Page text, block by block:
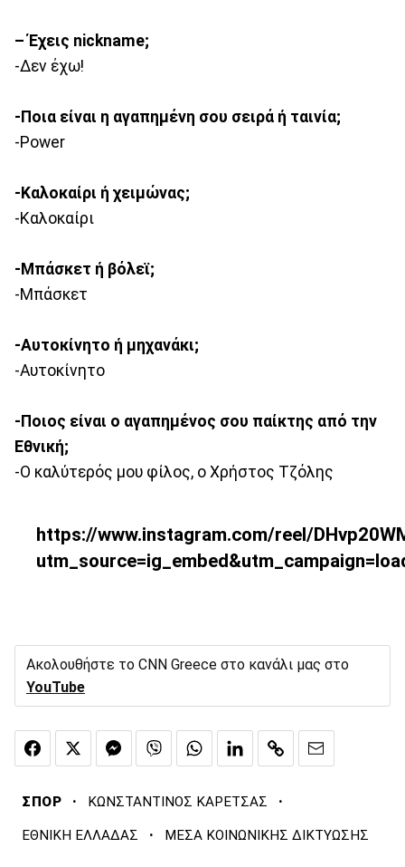
– Έχεις nickname;
-Δεν έχω!
-Ποια είναι η αγαπημένη σου σειρά ή ταινία;
-Power
-Καλοκαίρι ή χειμώνας;
-Καλοκαίρι
-Μπάσκετ ή βόλεϊ;
-Μπάσκετ
-Αυτοκίνητο ή μηχανάκι;
-Αυτοκίνητο
-Ποιος είναι ο αγαπημένος σου παίκτης από την
Εθνική;
-Ο καλύτερός μου φίλος, ο Χρήστος Τζόλης
https://www.instagram.com/reel/
Ακολουθήστε το CNN Greece στο κανάλι μας στο
YouTube
ΣΠΟΡ · ΚΩΝΣΤΑΝΤΙΝΟΣ ΚΑΡΕΤΣΑΣ ·
ΕΘΝΙΚΗ ΕΛΛΑΔΑΣ · ΜΕΣΑ ΚΟΙΝΩΝΙΚΗΣ ΔΙΚΤΥΩΣΗΣ